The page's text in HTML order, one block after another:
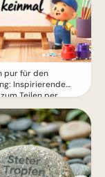
pur für den
Inspirierende
Teilen per